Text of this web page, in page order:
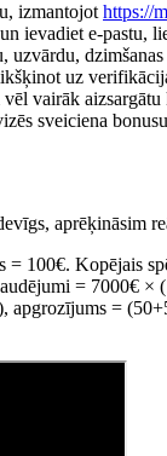
izmantojot https://
ievadiet e-pastu,
uzvārdu,
uz
vairāk aizsargātu
sveiciena
aprēķināsim
= 100€. Kopējais
= 7000€
apgrozījums =